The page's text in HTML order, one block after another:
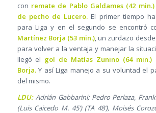
con remate de Pablo Galdames (42
de pecho de Lucero. El primer tiempo
para Liga y en el segundo se encontró
Martínez Borja (53 min.), un zurdazo
para volver a la ventaja y manejar la
llegó el gol de Matías Zunino (64 min.)
Borja.Y así Liga manejo a su voluntad el
del mismo.
LDU:Adrián Gabbarini; Pedro Perlaza,
(Luis Caicedo M. 45’) (TA 48’), Moisés